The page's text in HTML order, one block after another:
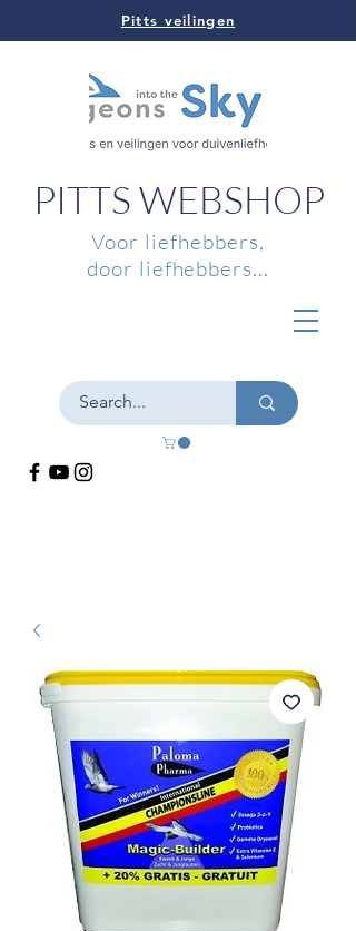
Pitts veilingen
PITTS WEBSHOP
Voor liefhebbers,
door liefhebbers...